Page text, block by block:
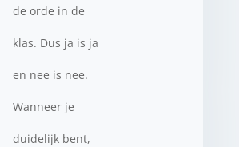
de orde in de
klas. Dus ja is ja
en nee is nee.
Wanneer je
duidelijk bent,